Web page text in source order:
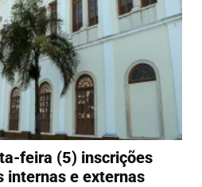
feira (5) inscrições
internas e externas